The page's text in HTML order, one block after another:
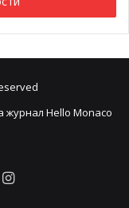
журнал Hello Monaco
Instagram